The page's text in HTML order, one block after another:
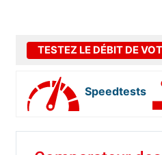
TESTEZ LE DÉBIT DE
Speedtests